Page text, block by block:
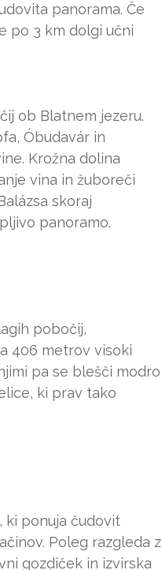
panorama. Če
po 3 km dolgi učni
ob Blatnem jezeru.
Óbudavár in
Krožna dolina
vina in žuboreči
skoraj
panoramo.
pobočij,
406 metrov visoki
pa se blešči modro
ki prav tako
ki ponuja čudovit
Poleg razgleda z
gozdiček in izvirska